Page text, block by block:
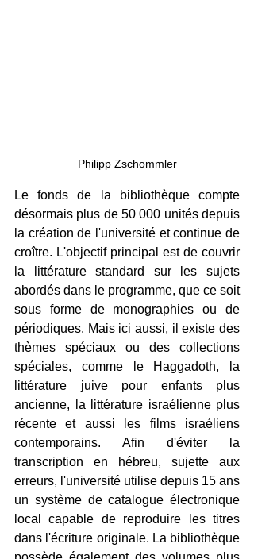
Philipp Zschommler
Le fonds de la bibliothèque compte
désormais plus de 50 000 unités depuis
la création de l'université et continue de
croître. L'objectif principal est de couvrir
la littérature standard sur les sujets
abordés dans le programme, que ce soit
sous forme de monographies ou de
périodiques. Mais ici aussi, il existe des
thèmes spéciaux ou des collections
spéciales, comme le Haggadoth, la
littérature juive pour enfants plus
ancienne, la littérature israélienne plus
récente et aussi les films israéliens
contemporains. Afin d'éviter la
transcription en hébreu, sujette aux
erreurs, l'université utilise depuis 15 ans
un système de catalogue électronique
local capable de reproduire les titres
dans l'écriture originale. La bibliothèque